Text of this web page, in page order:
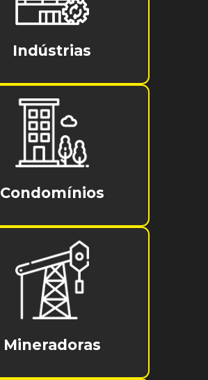
Indústrias
Condomínios
Mineradoras